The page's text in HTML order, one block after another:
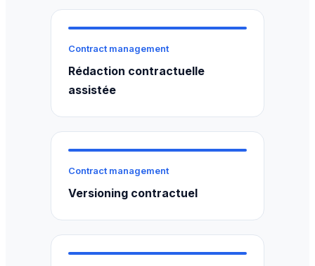
Contract management
Rédaction contractuelle
assistée
Contract management
Versioning contractuel